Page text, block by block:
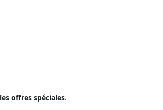
les offres spéciales.